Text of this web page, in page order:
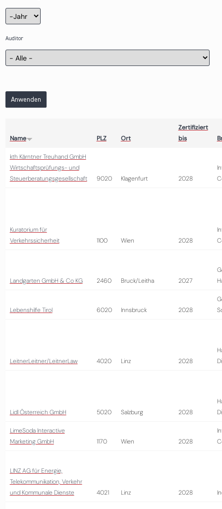
Zertifizierung
Jahr
Auditor
Anwenden
Name PLZ Ort
Zertifiziert
bis
kth Kärntner Treuhand GmbH
Wirtschaftsprüfungs- und
Steuerberatungsgesellschaft
9020 Klagenfurt 2028
Kuratorium für
Verkehrssicherheit
1100 Wien 2028
Landgarten GmbH & Co KG 2460 Bruck/Leitha 2027
Lebenshilfe Tirol 6020 Innsbruck 2028
LeitnerLeitner/LeitnerLaw 4020 Linz 2028
Lidl Österreich GmbH 5020 Salzburg 2028
LimeSoda Interactive
Marketing GmbH
1170 Wien 2028
LINZ AG für Energie,
Telekommunikation, Verkehr
und Kommunale Dienste
4021 Linz 2028